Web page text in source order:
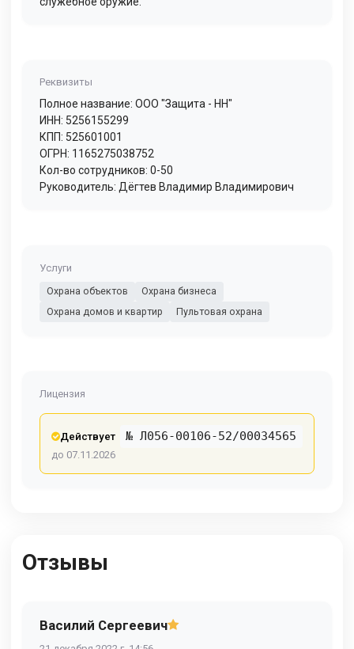
Реквизиты
Полное название: ООО "Защита - НН"
ИНН: 5256155299
КПП: 525601001
ОГРН: 1165275038752
Кол-во сотрудников: 0-50
Руководитель: Дёгтев Владимир Владимирович
Услуги
Охрана объектов
Охрана бизнеса
Охрана домов и квартир
Пультовая охрана
Лицензия
Действует № Л056-00106-52/00034565
до 07.11.2026
Отзывы
Василий Сергеевич